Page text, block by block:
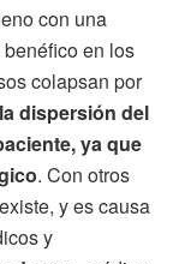
con una
en los
colapsan por
dispersión del
ya que
. Con otros
y es causa
y